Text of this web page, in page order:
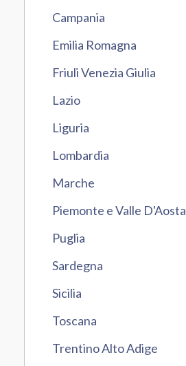
Campania
Emilia Romagna
Friuli Venezia Giulia
Lazio
Liguria
Lombardia
Marche
Piemonte e Valle D'Aosta
Puglia
Sardegna
Sicilia
Toscana
Trentino Alto Adige